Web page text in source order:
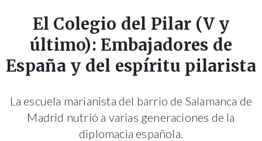
El Colegio del Pilar (V y
último): Embajadores de
España y del espíritu pilarista
La escuela marianista del barrio de Salamanca de
Madrid nutrió a varias generaciones de la
diplomacia española.